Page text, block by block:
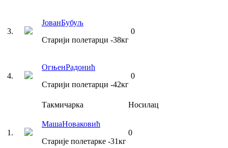
3.
ЈованБубуљ
Старији полетарци -38кг
0
4.
ОгњенРадонић
Старији полетарци -42кг
0
Такмичарка Носилац
1 .
МашаНоваковић
Старије полетарке -31кг
0